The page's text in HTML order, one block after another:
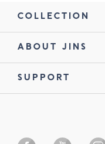
COLLECTION
ABOUT JINS
SUPPORT